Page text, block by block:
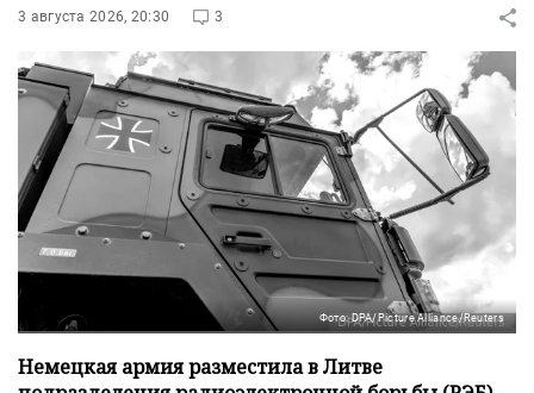
3 августа 2026, 20:30 3
Фото: DPA/Picture Alliance/Reuters
Немецкая армия разместила в Литве